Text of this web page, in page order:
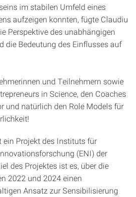
im stabilen Umfeld eines
aufzeigen konnten, fügte Claudiu
Perspektive des unabhängigen
die Bedeutung des Einflusses auf
und Teilnehmern sowie
in Science, den Coaches
und natürlich den Role Models für
ein Projekt des Instituts für
(ENI) der
des Projektes ist es, über die
2022 und 2024 einen
Ansatz zur Sensibilisierung